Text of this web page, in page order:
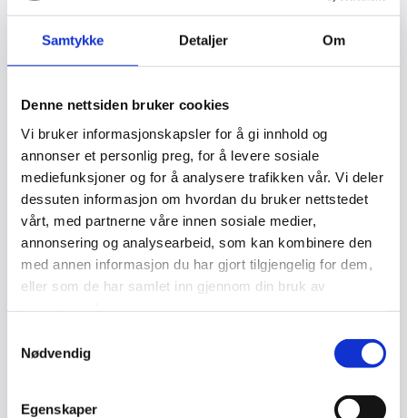
Samtykke Detaljer Om
Denne nettsiden bruker cookies
Vi bruker informasjonskapsler for å gi innhold og
annonser et personlig preg, for å levere sosiale
mediefunksjoner og for å analysere trafikken vår. Vi deler
dessuten informasjon om hvordan du bruker nettstedet
vårt, med partnerne våre innen sosiale medier,
annonsering og analysearbeid, som kan kombinere den
med annen informasjon du har gjort tilgjengelig for dem,
eller som de har samlet inn gjennom din bruk av
Nødvendig
Egenskaper
Relaterte produkter
Nimbus – Cream
2.699kr
Nimbus – Grå
990 kr
Legg I Handlekurv